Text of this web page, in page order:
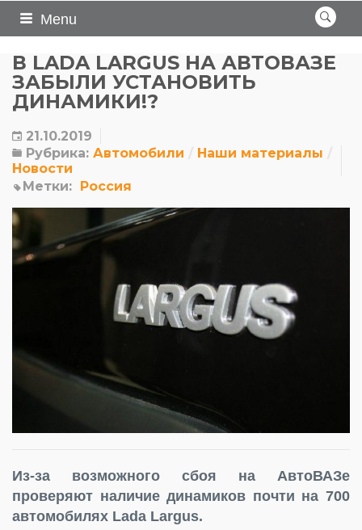
Menu
В LADA LARGUS НА АВТОВАЗЕ
ЗАБЫЛИ УСТАНОВИТЬ
ДИНАМИКИ!?
21.10.2019
Рубрика: Автомобили
Наши материалы
Новости
Метки: Россия
Из-за возможного сбоя на АвтоВАЗе
проверяют наличие динамиков почти на 700
автомобилях Lada Largus.